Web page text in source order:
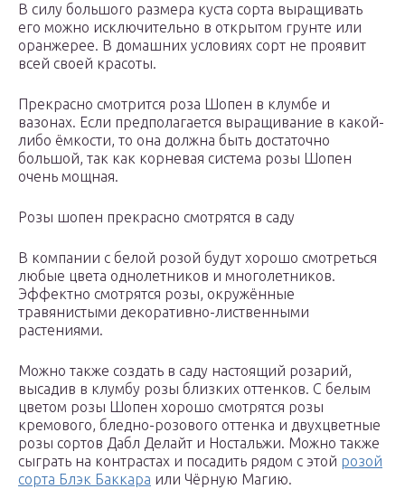
В силу большого размера куста сорта выращивать
его можно исключительно в открытом грунте или
оранжерее. В домашних условиях сорт не проявит
всей своей красоты.
Прекрасно смотрится роза Шопен в клумбе и
вазонах. Если предполагается выращивание в какой-
либо ёмкости, то она должна быть достаточно
большой, так как корневая система розы Шопен
очень мощная.
Розы шопен прекрасно смотрятся в саду
В компании с белой розой будут хорошо смотреться
любые цвета однолетников и многолетников.
Эффектно смотрятся розы, окружённые
травянистыми декоративно-лиственными
растениями.
Можно также создать в саду настоящий розарий,
высадив в клумбу розы близких оттенков. С белым
цветом розы Шопен хорошо смотрятся розы
кремового, бледно-розового оттенка и двухцветные
розы сортов Дабл Делайт и Ностальжи. Можно также
сыграть на контрастах и посадить рядом с этой розой
сорта Блэк Баккара или Чёрную Магию.